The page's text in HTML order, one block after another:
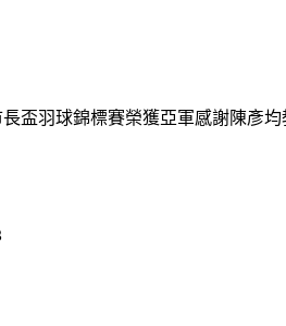
盃羽球錦標賽榮獲亞軍感謝陳彥